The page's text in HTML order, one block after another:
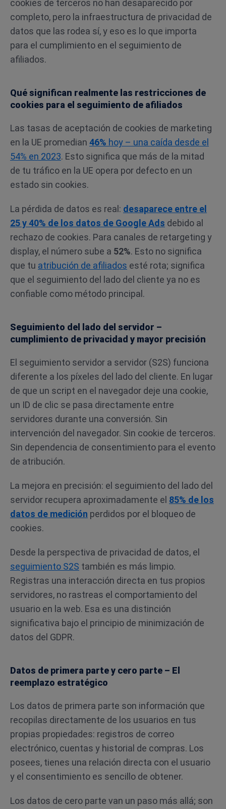
cookies de terceros no han desaparecido por
completo, pero la infraestructura de privacidad de
datos que las rodea sí, y eso es lo que importa
para el cumplimiento en el seguimiento de
afiliados.
Qué significan realmente las restricciones de
cookies para el seguimiento de afiliados
Las tasas de aceptación de cookies de marketing
en la UE promedian 46% hoy – una caída desde el
54% en 2023. Esto significa que más de la mitad
de tu tráfico en la UE opera por defecto en un
estado sin cookies.
La pérdida de datos es real: desaparece entre el
25 y 40% de los datos de Google Ads debido al
rechazo de cookies. Para canales de retargeting y
display, el número sube a 52%. Esto no significa
que tu atribución de afiliados esté rota; significa
que el seguimiento del lado del cliente ya no es
confiable como método principal.
Seguimiento del lado del servidor –
cumplimiento de privacidad y mayor precisión
El seguimiento servidor a servidor (S2S) funciona
diferente a los píxeles del lado del cliente. En lugar
de que un script en el navegador deje una cookie,
un ID de clic se pasa directamente entre
servidores durante una conversión. Sin
intervención del navegador. Sin cookie de terceros.
Sin dependencia de consentimiento para el evento
de atribución.
La mejora en precisión: el seguimiento del lado del
servidor recupera aproximadamente el 85% de los
datos de medición perdidos por el bloqueo de
cookies.
Desde la perspectiva de privacidad de datos, el
seguimiento S2S también es más limpio.
Registras una interacción directa en tus propios
servidores, no rastreas el comportamiento del
usuario en la web. Esa es una distinción
significativa bajo el principio de minimización de
datos del GDPR.
Datos de primera parte y cero parte – El
reemplazo estratégico
Los datos de primera parte son información que
recopilas directamente de los usuarios en tus
propias propiedades: registros de correo
electrónico, cuentas y historial de compras. Los
posees, tienes una relación directa con el usuario
y el consentimiento es sencillo de obtener.
Los datos de cero parte van un paso más allá; son